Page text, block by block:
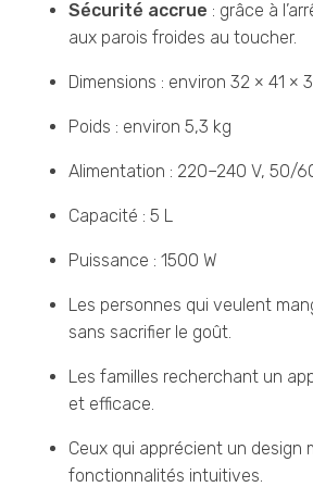
Sécurité accrue : grâce à
aux parois froides au toucher.
Dimensions : environ 32 × 41 ×
Poids : environ 5,3 kg
Alimentation : 220–240 V, 50/
Capacité : 5 L
Puissance : 1500 W
Les personnes qui veulent
sans sacrifier le goût.
Les familles recherchant un
et efficace.
Ceux qui apprécient un design
fonctionnalités intuitives.